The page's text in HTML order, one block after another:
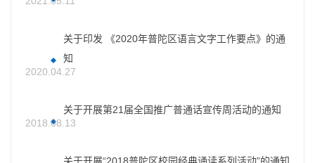
关于印发 《2020年普陀区语言文字工作要点》的通
知
2020.04.27
关于开展第21届全国推广普通话宣传周活动的通知
2018.08.13